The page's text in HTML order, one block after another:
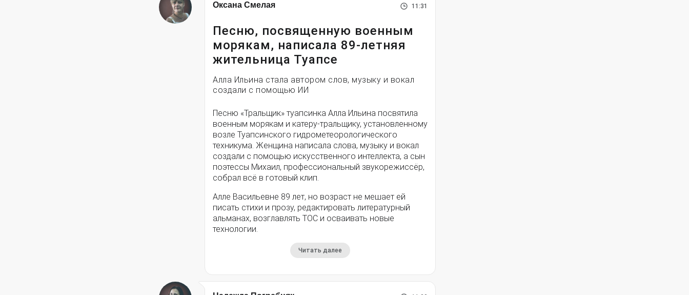
Оксана Смелая 11:31
Песню, посвященную военным
морякам, написала 89-летняя
жительница Туапсе
Алла Ильина стала автором слов, музыку и вокал
создали с помощью ИИ
Песню «Тральщик» туапсинка Алла Ильина посвятила
военным морякам и катеру-тральщику, установленному
возле Туапсинского гидрометеорологического
техникума. Женщина написала слова, музыку и вокал
создали с помощью искусственного интеллекта, а сын
поэтессы Михаил, профессиональный звукорежиссёр,
собрал всё в готовый клип.
Алле Васильевне 89 лет, но возраст не мешает ей
писать стихи и прозу, редактировать литературный
альманах, возглавлять ТОС и осваивать новые
технологии.
Читать далее